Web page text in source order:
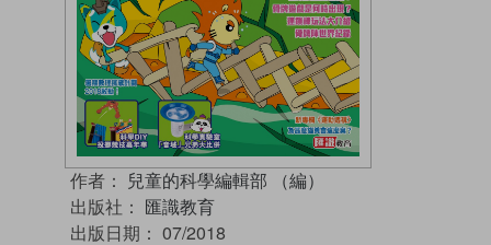
作者： 兒童的科學編輯部 （編）
出版社： 匯識教育
出版日期： 07/2018